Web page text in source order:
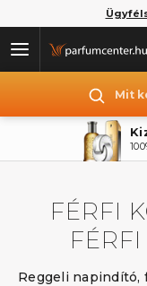
Mit
FÉRFI
Reggeli napindító,